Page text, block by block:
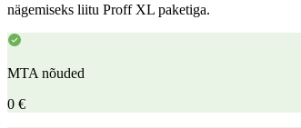
nägemiseks liitu Proff XL paketiga.
MTA nõuded
0 €